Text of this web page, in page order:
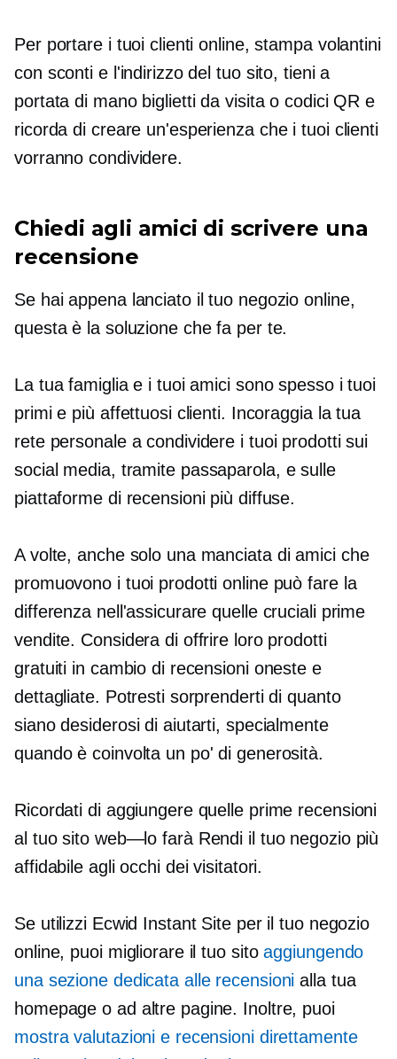
Per portare i tuoi clienti online, stampa volantini
con sconti e l'indirizzo del tuo sito, tieni a
portata di mano biglietti da visita o codici QR e
ricorda di creare un'esperienza che i tuoi clienti
vorranno condividere.
Chiedi agli amici di scrivere una
recensione
Se hai appena lanciato il tuo negozio online,
questa è la soluzione che fa per te.
La tua famiglia e i tuoi amici sono spesso i tuoi
primi e più affettuosi clienti. Incoraggia la tua
rete personale a condividere i tuoi prodotti sui
social media, tramite passaparola, e sulle
piattaforme di recensioni più diffuse.
A volte, anche solo una manciata di amici che
promuovono i tuoi prodotti online può fare la
differenza nell'assicurare quelle cruciali prime
vendite. Considera di offrire loro prodotti
gratuiti in cambio di recensioni oneste e
dettagliate. Potresti sorprenderti di quanto
siano desiderosi di aiutarti, specialmente
quando è coinvolta un po' di generosità.
Ricordati di aggiungere quelle prime recensioni
al tuosito web—lo faràRendi il tuo negozio più
affidabile agli occhi dei visitatori.
Se utilizzi Ecwid Instant Site per il tuo negozio
online, puoi migliorare il tuo sitoaggiungendo
una sezione dedicata alle recensioni alla tua
homepage o ad altre pagine. Inoltre, puoi
mostra valutazioni e recensioni direttamente